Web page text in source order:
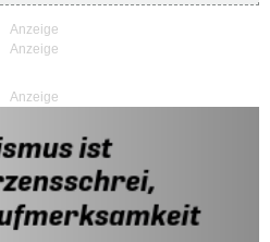
Anzeige